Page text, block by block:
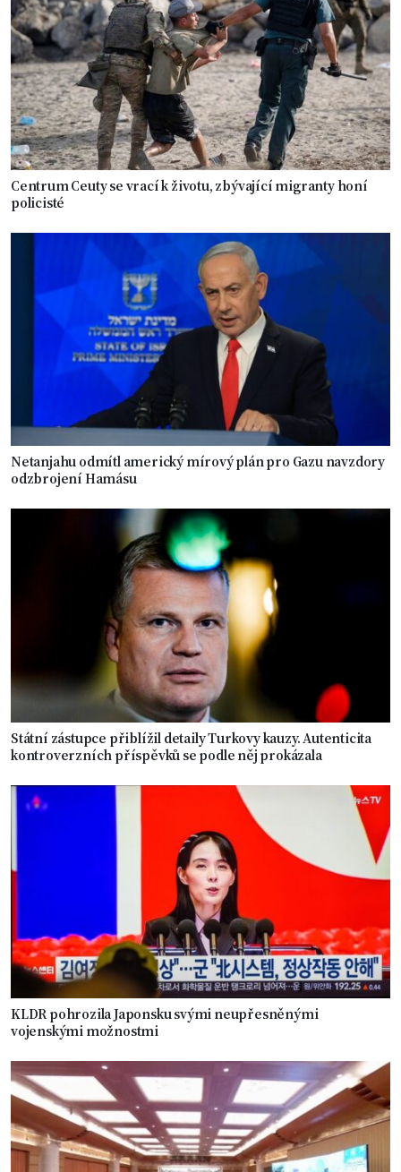
Centrum Ceuty se vrací k životu, zbývající migranty honí
policisté
Netanjahu odmítl americký mírový plán pro Gazu navzdory
odzbrojení Hamásu
Státní zástupce přiblížil detaily Turkovy kauzy. Autenticita
kontroverzních příspěvků se podle něj prokázala
KLDR pohrozila Japonsku svými neupřesněnými
vojenskými možnostmi